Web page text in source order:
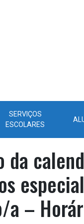
SERVIÇOS
ESCOLARES
da
a –